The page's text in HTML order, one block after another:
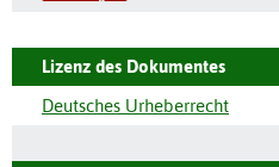
Lizenz des Dokumentes
Deutsches Urheberrecht